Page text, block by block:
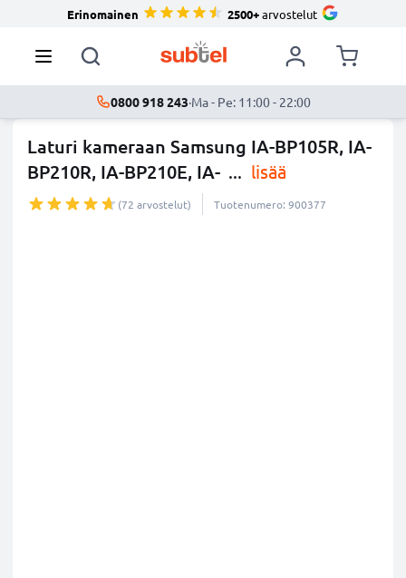
Erinomainen 2500+arvostelut
0800 918 243·Ma - Pe: 11:00 - 22:00
Laturi kameraan Samsung IA-BP105R, IA-
BP210R, IA-BP210E, IA- ... lisää
(72 arvostelut) Tuotenumero: 900377